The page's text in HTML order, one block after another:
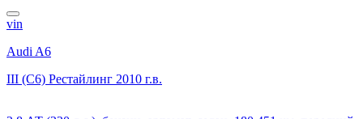
vin
Audi A6
III (C6) Рестайлинг 2010 г.в.